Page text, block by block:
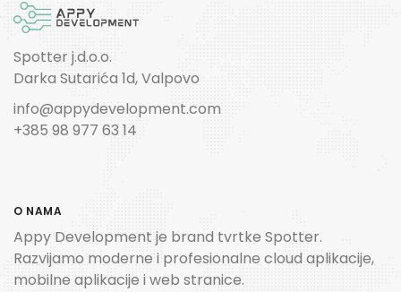
Spotter j.d.o.o.
Darka Sutarića 1d, Valpovo
info@appydevelopment.com
+385 98 977 63 14
O NAMA
Appy Development je brand tvrtke Spotter.
Razvijamo moderne i profesionalne cloud aplikacije,
mobilne aplikacije i web stranice.